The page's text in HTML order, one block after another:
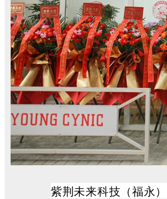
紫荆未来科技（福永